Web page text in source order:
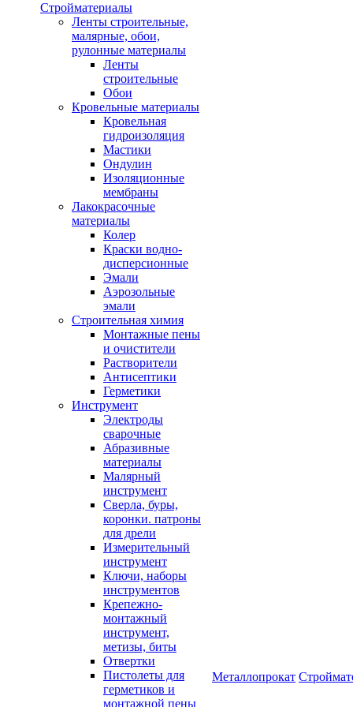
Стройматериалы
Ленты строительные,
малярные, обои,
рулонные материалы
Ленты
строительные
Обои
Кровельные материалы
Кровельная
гидроизоляция
Мастики
Ондулин
Изоляционные
мембраны
Лакокрасочные
материалы
Колер
Краски водно-
дисперсионные
Эмали
Аэрозольные
эмали
Строительная химия
Монтажные пены
и очистители
Растворители
Антисептики
Герметики
Инструмент
Электроды
сварочные
Абразивные
материалы
Малярный
инструмент
Сверла, буры,
коронки. патроны
для дрели
Измерительный
инструмент
Ключи, наборы
инструментов
Крепежно-
монтажный
инструмент,
метизы, биты
Отвертки
Пистолеты для
герметиков и
монтажной пены
Металлопрокат